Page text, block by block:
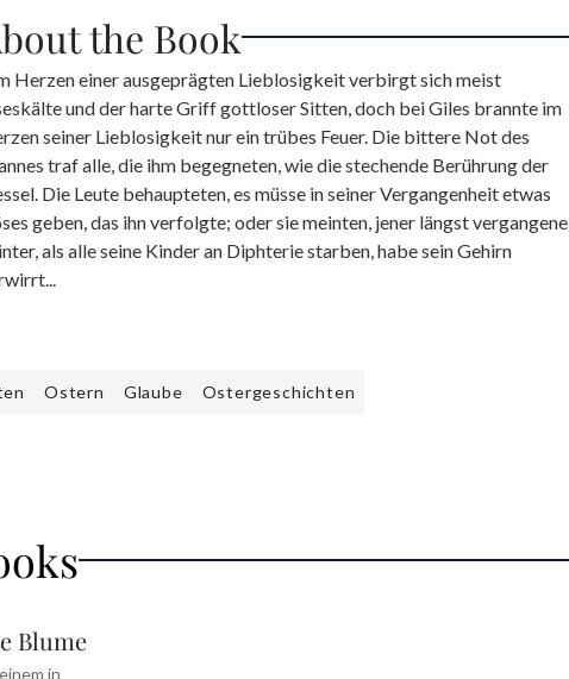
the Book
Herzen einer ausgeprägten Lieblosigkeit verbirgt sich meist
und der harte Griff gottloser Sitten, doch bei Giles brannte im
seiner Lieblosigkeit nur ein trübes Feuer. Die bittere Not des
traf alle, die ihm begegneten, wie die stechende Berührung der
Die Leute behaupteten, es müsse in seiner Vergangenheit etwas
geben, das ihn verfolgte; oder sie meinten, jener längst vergangene
als alle seine Kinder an Diphterie starben, habe sein Gehirn
Ostern Glaube Ostergeschichten
Blume
in